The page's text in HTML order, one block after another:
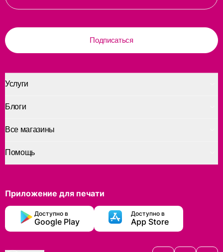
Подписаться
Услуги
Помощь
Блоги
Все магазины
Приложение для печати
Доступно в
Google Play
Доступно в
App Store